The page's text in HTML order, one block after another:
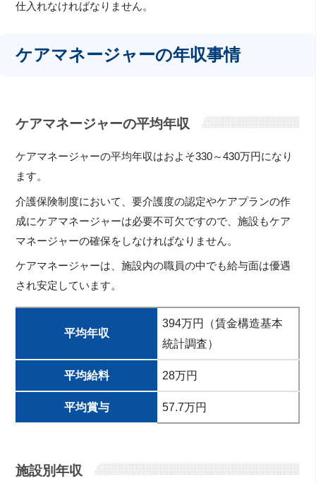
仕入れなければなりません。
ケアマネージャーの年収事情
ケアマネージャーの平均年収
ケアマネージャーの平均年収はおよそ330～430万円になり
ます。
介護保険制度において、要介護度の認定やケアプランの作
成にケアマネージャーは必要不可欠ですので、施設もケア
マネージャーの確保をしなければなりません。
ケアマネージャーは、施設内の職員の中でも給与面は優遇
され安定しています。
平均年収
394万円（賃金構造基本
統計調査）
平均給料 28万円
平均賞与 57.7万円
施設別年収